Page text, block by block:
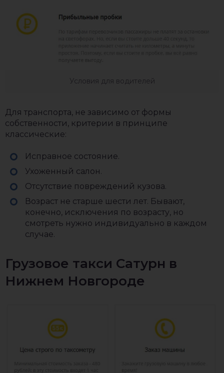
Условия для водителей
Для транспорта, не зависимо от формы
собственности, критерии в принципе
классические:
Исправное состояние.
Ухоженный салон.
Отсутствие повреждений кузова.
Возраст не старше шести лет. Бывают,
конечно, исключения по возрасту, но
смотреть нужно индивидуально в каждом
случае.
Грузовое такси Сатурн в
Нижнем Новгороде